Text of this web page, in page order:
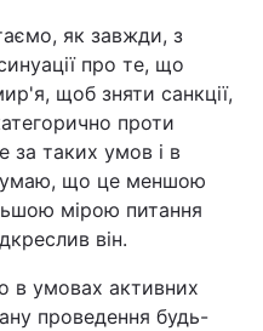
як завжди, з
про те, що
щоб зняти санкції,
проти
за таких умов і в
що це меншою
мірою питання
він.
в умовах активних
проведення будь-